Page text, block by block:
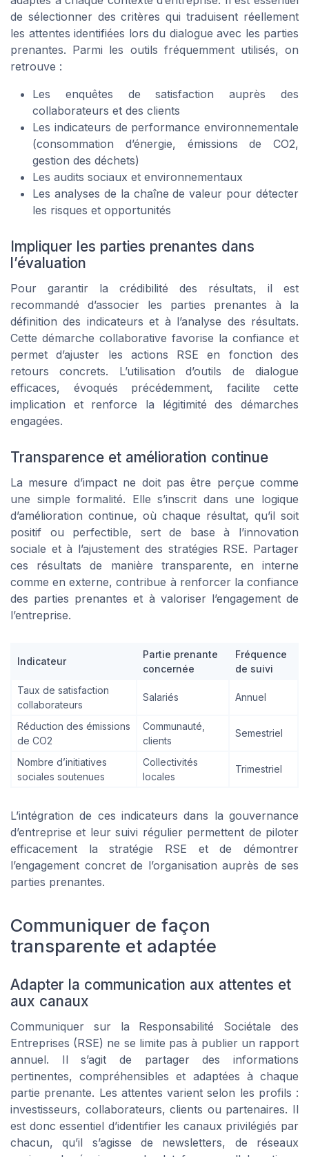
de sélectionner des critères qui traduisent réellement
les attentes identifiées lors du dialogue avec les parties
prenantes. Parmi les outils fréquemment utilisés, on
retrouve :
Les enquêtes de satisfaction auprès des
collaborateurs et des clients
Les indicateurs de performance environnementale
(consommation d’énergie, émissions de CO2,
gestion des déchets)
Les audits sociaux et environnementaux
Les analyses de la chaîne de valeur pour détecter
les risques et opportunités
Impliquer les parties prenantes dans
l’évaluation
Pour garantir la crédibilité des résultats, il est
recommandé d’associer les parties prenantes à la
définition des indicateurs et à l’analyse des résultats.
Cette démarche collaborative favorise la confiance et
permet d’ajuster les actions RSE en fonction des
retours concrets. L’utilisation d’outils de dialogue
efficaces, évoqués précédemment, facilite cette
implication et renforce la légitimité des démarches
engagées.
Transparence et amélioration continue
La mesure d’impact ne doit pas être perçue comme
une simple formalité. Elle s’inscrit dans une logique
d’amélioration continue, où chaque résultat, qu’il soit
positif ou perfectible, sert de base à l’innovation
sociale et à l’ajustement des stratégies RSE. Partager
ces résultats de manière transparente, en interne
comme en externe, contribue à renforcer la confiance
des parties prenantes et à valoriser l’engagement de
l’entreprise.
Indicateur
Partie prenante
concernée
Fréquence
de suivi
Taux de satisfaction
collaborateurs
Salariés Annuel
Réduction des émissions
de CO2
Communauté,
clients
Semestriel
Nombre d’initiatives
sociales soutenues
Collectivités
locales
Trimestriel
L’intégration de ces indicateurs dans la gouvernance
d’entreprise et leur suivi régulier permettent de piloter
efficacement la stratégie RSE et de démontrer
l’engagement concret de l’organisation auprès de ses
parties prenantes.
Communiquer de façon
transparente et adaptée
Adapter la communication aux attentes et
aux canaux
Communiquer sur la Responsabilité Sociétale des
Entreprises (RSE) ne se limite pas à publier un rapport
annuel. Il s’agit de partager des informations
pertinentes, compréhensibles et adaptées à chaque
partie prenante. Les attentes varient selon les profils :
investisseurs, collaborateurs, clients ou partenaires. Il
est donc essentiel d’identifier les canaux privilégiés par
chacun, qu’il s’agisse de newsletters, de réseaux